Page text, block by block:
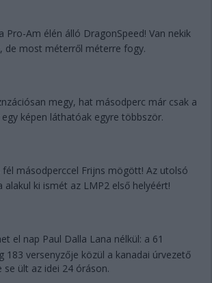
Pro-Am élén álló DragonSpeed! Van nekik
de most méterről méterre fogy.
megy, hat másodperc már csak a
képen láthatóak egyre többször.
fél másodperccel Frijns mögött! Az utolsó
alakul ki ismét az LMP2 első helyéért!
el nap Paul Dalla Lana nélkül: a 61
183 versenyzője közül a kanadai úrvezető
se ült az idei 24 óráson.